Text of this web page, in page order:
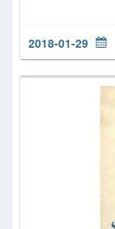
2018-01-29